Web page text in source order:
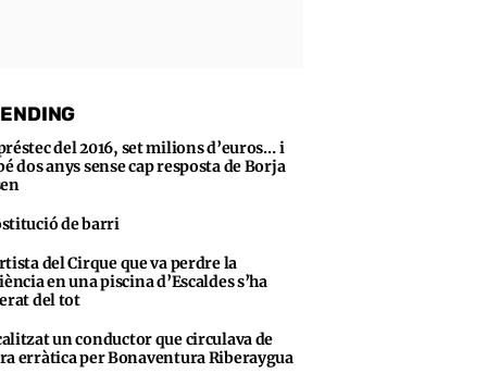
del 2016, set milions d’euros… i
dos anys sense cap resposta de Borja
de barri
del Cirque que va perdre la
en una piscina d’Escaldes s’ha
del tot
un conductor que circulava de
erràtica per Bonaventura Riberaygua